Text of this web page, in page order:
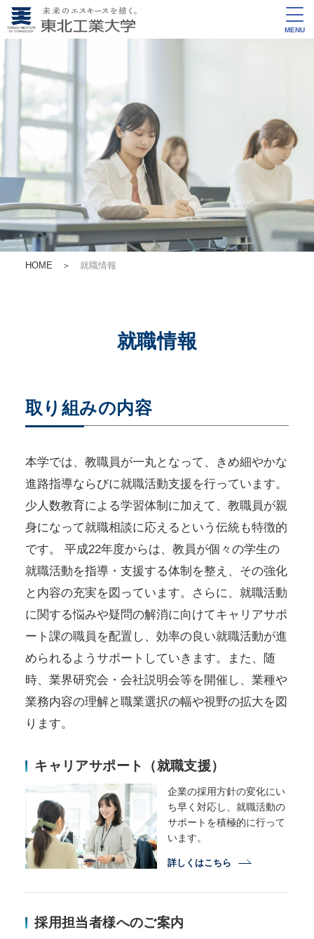
MENU
HOME ＞ 就職情報
就職情報
取り組みの内容
本学では、教職員が一丸となって、きめ細やかな
進路指導ならびに就職活動支援を行っています。
少人数教育による学習体制に加えて、教職員が親
身になって就職相談に応えるという伝統も特徴的
です。 平成22年度からは、教員が個々の学生の
就職活動を指導・支援する体制を整え、その強化
と内容の充実を図っています。さらに、就職活動
に関する悩みや疑問の解消に向けてキャリアサポ
ート課の職員を配置し、効率の良い就職活動が進
められるようサポートしていきます。また、随
時、業界研究会・会社説明会等を開催し、業種や
業務内容の理解と職業選択の幅や視野の拡大を図
ります。
キャリアサポート（就職支援）
企業の採用方針の変化にい
ち早く対応し、就職活動の
サポートを積極的に行って
います。
詳しくはこちら
採用担当者様へのご案内